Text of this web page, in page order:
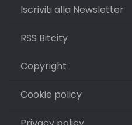
Iscriviti alla Newsletter
RSS Bitcity
Copyright
Cookie policy